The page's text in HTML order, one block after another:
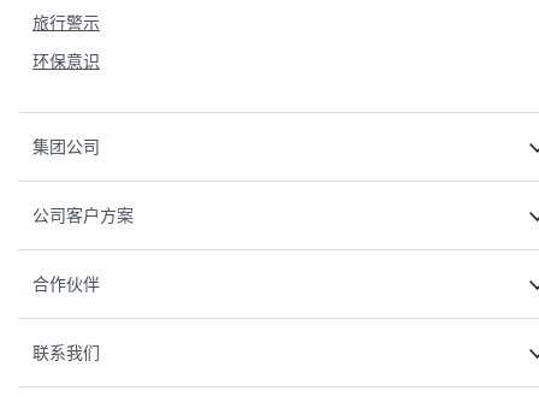
旅行警示
环保意识
集团公司
公司客户方案
合作伙伴
联系我们